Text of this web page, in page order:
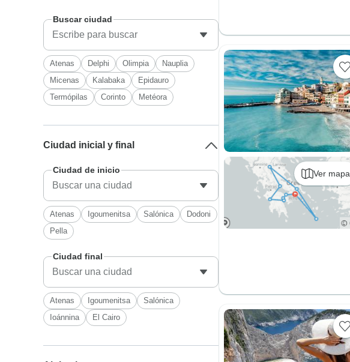
Ver mapa
Buscar ciudad
Atenas Delphi Olimpia
Nauplia
Micenas
Kalabaka
Epidauro
Termópilas
Corinto Metéora
Ciudad inicial y final
Ciudad de inicio
Atenas Igoumenitsa Salónica
Dodoni
Pella
Ciudad final
Atenas Igoumenitsa
Salónica
Ioánnina
El Cairo